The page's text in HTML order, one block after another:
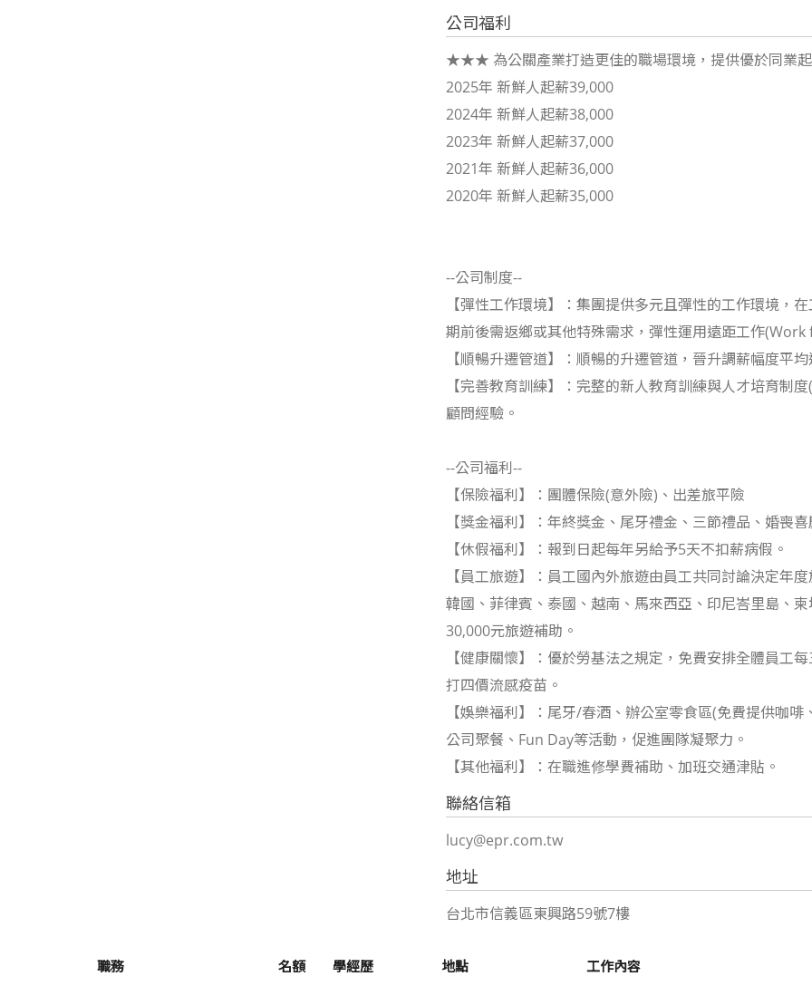
公司福利
★★★ 為公關產業打造更佳的職場環境，提供優於同
2025年 新鮮人起薪39,000
2024年 新鮮人起薪38,000
2023年 新鮮人起薪37,000
2021年 新鮮人起薪36,000
2020年 新鮮人起薪35,000
--公司制度--
【彈性工作環境】：集團提供多元且彈性的工作環境，
期前後需返鄉或其他特殊需求，彈性運用遠距工作
【順暢升遷管道】：順暢的升遷管道，晉升調薪幅度平均
【完善教育訓練】：完整的新人教育訓練與人才培育制
顧問經驗。
--公司福利--
【保險福利】：團體保險(意外險)、出差旅平險
【獎金福利】：年終獎金、尾牙禮金、三節禮品、婚喪喜
【休假福利】：報到日起每年另給予5天不扣薪病假。
【員工旅遊】：員工國內外旅遊由員工共同討論決定年
韓國、菲律賓、泰國、越南、馬來西亞、印尼峇里島、
30,000元旅遊補助。
【健康關懷】：優於勞基法之規定，免費安排全體員工
打四價流感疫苗。
【娛樂福利】：尾牙/春酒、辦公室零食區(免費提供咖
公司聚餐、Fun Day等活動，促進團隊凝聚力。
【其他福利】：在職進修學費補助、加班交通津貼。
聯絡信箱
lucy@epr.com.tw
地址
台北市信義區東興路59號7樓
職務 名額 學經歷 地點 工作內容